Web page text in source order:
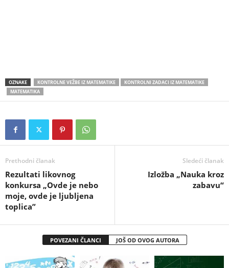
OZNAKE KONTROLNE VEŽBE IZ MATEMATIKE
KONTROLNI ZADACI IZ MATEMATIKE
MATEMATIKA
Prethodni članak
Rezultati likovnog
konkursa „Ovde je nebo
moje, ovde je ljubljena
toplica”
Sledeći članak
Izložba „Nauka kroz
zabavu“
POVEZANI ČLANCI JOŠ OD OVOG AUTORA